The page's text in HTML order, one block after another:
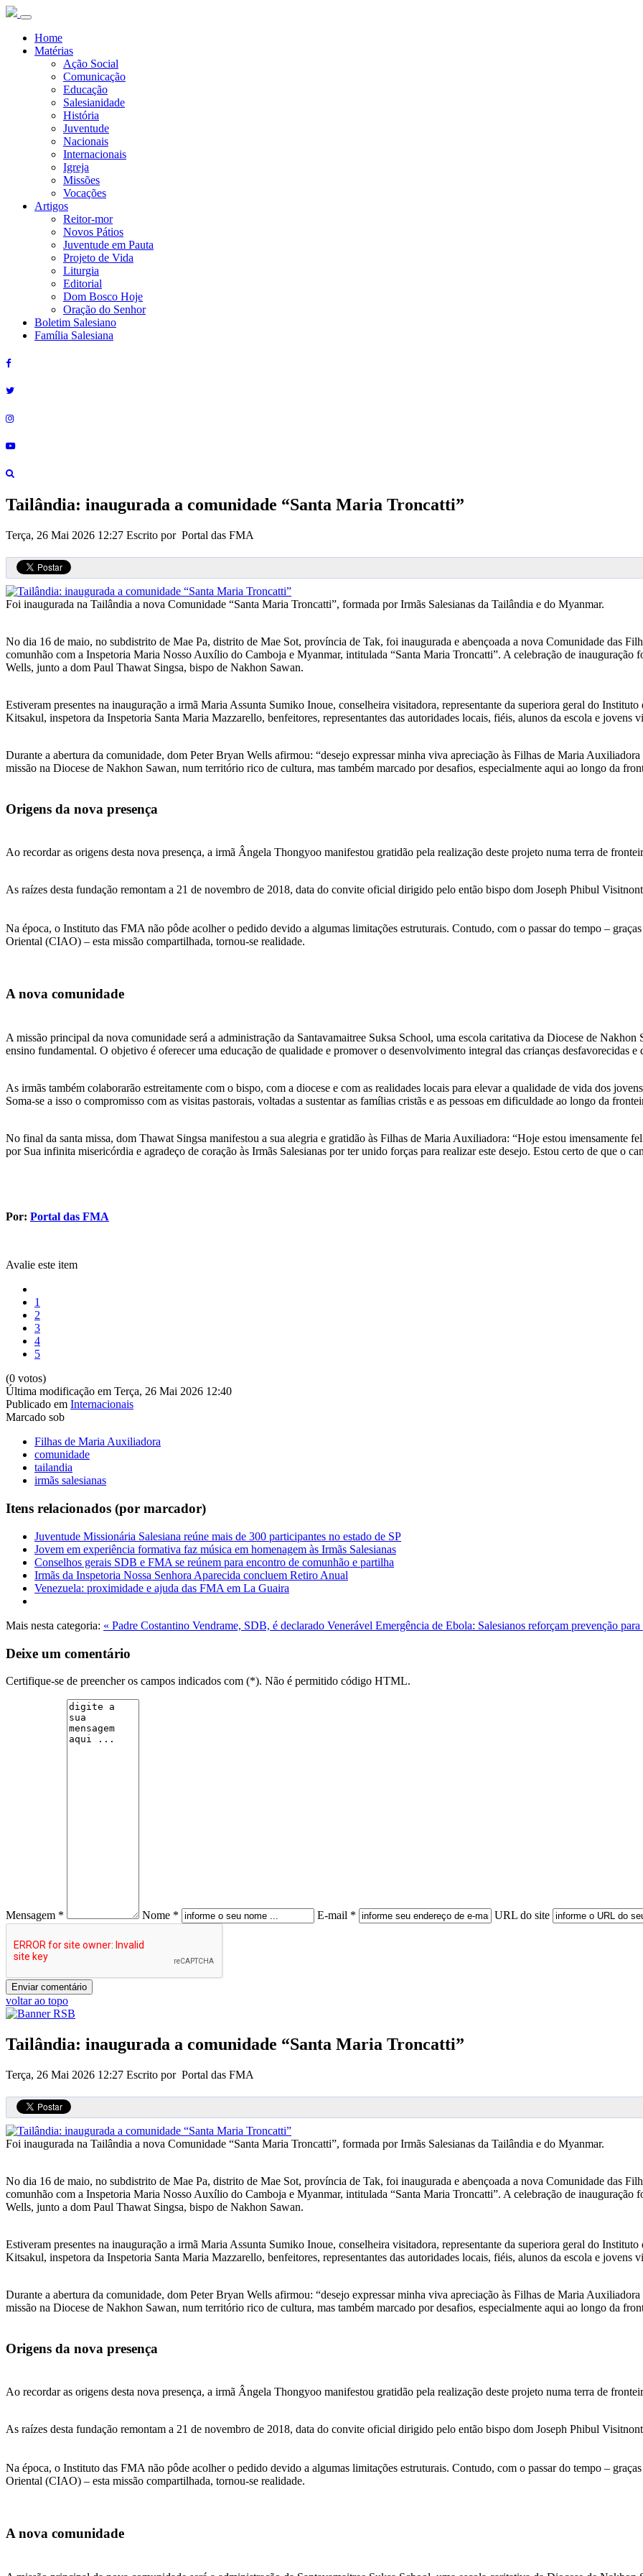
Home
Matérias
Ação Social
Comunicação
Educação
Salesianidade
História
Juventude
Nacionais
Internacionais
Igreja
Missões
Vocações
Artigos
Reitor-mor
Novos Pátios
Juventude em Pauta
Projeto de Vida
Liturgia
Editorial
Dom Bosco Hoje
Oração do Senhor
Boletim Salesiano
Família Salesiana
Tailândia: inaugurada a comunidade “Santa Maria Troncatti”
Terça, 26 Mai 2026 12:27 Escrito por Portal das FMA
Foi inaugurada na Tailândia a nova Comunidade “Santa Maria Troncatti”, formada por Irmãs Salesianas da Tailândia e do Myanmar.
No dia 16 de maio, no subdistrito de Mae Pa, distrito de Mae Sot, província de Tak, foi inaugurada e abençoada a nova Comunidade das
comunhão com a Inspetoria Maria Nosso Auxílio do Camboja e Myanmar, intitulada “Santa Maria Troncatti”. A celebração de
Wells, junto a dom Paul Thawat Singsa, bispo de Nakhon Sawan.
Estiveram presentes na inauguração a irmã Maria Assunta Sumiko Inoue, conselheira visitadora, representante da superiora geral do
Kitsakul, inspetora da Inspetoria Santa Maria Mazzarello, benfeitores, representantes das autoridades locais, fiéis, alunos da escola e jovens
Durante a abertura da comunidade, dom Peter Bryan Wells afirmou: “desejo expressar minha viva apreciação às Filhas de Maria
missão na Diocese de Nakhon Sawan, num território rico de cultura, mas também marcado por desafios, especialmente aqui ao longo da
Origens da nova presença
Ao recordar as origens desta nova presença, a irmã Ângela Thongyoo manifestou gratidão pela realização deste projeto numa terra de
As raízes desta fundação remontam a 21 de novembro de 2018, data do convite oficial dirigido pelo então bispo dom Joseph Phibul
Na época, o Instituto das FMA não pôde acolher o pedido devido a algumas limitações estruturais. Contudo, com o passar do tempo –
Oriental (CIAO) – esta missão compartilhada, tornou-se realidade.
A nova comunidade
A missão principal da nova comunidade será a administração da Santavamaitree Suksa School, uma escola caritativa da Diocese de
ensino fundamental. O objetivo é oferecer uma educação de qualidade e promover o desenvolvimento integral das crianças desfavorecidas e
As irmãs também colaborarão estreitamente com o bispo, com a diocese e com as realidades locais para elevar a qualidade de vida dos
Soma-se a isso o compromisso com as visitas pastorais, voltadas a sustentar as famílias cristãs e as pessoas em dificuldade ao longo da
No final da santa missa, dom Thawat Singsa manifestou a sua alegria e gratidão às Filhas de Maria Auxiliadora: “Hoje estou imensamente
por Sua infinita misericórdia e agradeço de coração às Irmãs Salesianas por ter unido forças para realizar este desejo. Estou certo de que o
Por: Portal das FMA
Avalie este item
1
2
3
4
5
(0 votos)
Última modificação em Terça, 26 Mai 2026 12:40
Publicado em Internacionais
Marcado sob
Filhas de Maria Auxiliadora
comunidade
tailandia
irmãs salesianas
Itens relacionados (por marcador)
Juventude Missionária Salesiana reúne mais de 300 participantes no estado de SP
Jovem em experiência formativa faz música em homenagem às Irmãs Salesianas
Conselhos gerais SDB e FMA se reúnem para encontro de comunhão e partilha
Irmãs da Inspetoria Nossa Senhora Aparecida concluem Retiro Anual
Venezuela: proximidade e ajuda das FMA em La Guaira
Mais nesta categoria: « Padre Costantino Vendrame, SDB, é declarado Venerável Emergência de Ebola: Salesianos reforçam prevenção
Deixe um comentário
Certifique-se de preencher os campos indicados com (*). Não é permitido código HTML.
Mensagem * Nome * E-mail * URL do site
voltar ao topo
Tailândia: inaugurada a comunidade “Santa Maria Troncatti”
Terça, 26 Mai 2026 12:27 Escrito por Portal das FMA
Foi inaugurada na Tailândia a nova Comunidade “Santa Maria Troncatti”, formada por Irmãs Salesianas da Tailândia e do Myanmar.
No dia 16 de maio, no subdistrito de Mae Pa, distrito de Mae Sot, província de Tak, foi inaugurada e abençoada a nova Comunidade das
comunhão com a Inspetoria Maria Nosso Auxílio do Camboja e Myanmar, intitulada “Santa Maria Troncatti”. A celebração de
Wells, junto a dom Paul Thawat Singsa, bispo de Nakhon Sawan.
Estiveram presentes na inauguração a irmã Maria Assunta Sumiko Inoue, conselheira visitadora, representante da superiora geral do
Kitsakul, inspetora da Inspetoria Santa Maria Mazzarello, benfeitores, representantes das autoridades locais, fiéis, alunos da escola e jovens
Durante a abertura da comunidade, dom Peter Bryan Wells afirmou: “desejo expressar minha viva apreciação às Filhas de Maria
missão na Diocese de Nakhon Sawan, num território rico de cultura, mas também marcado por desafios, especialmente aqui ao longo da
Origens da nova presença
Ao recordar as origens desta nova presença, a irmã Ângela Thongyoo manifestou gratidão pela realização deste projeto numa terra de
As raízes desta fundação remontam a 21 de novembro de 2018, data do convite oficial dirigido pelo então bispo dom Joseph Phibul
Na época, o Instituto das FMA não pôde acolher o pedido devido a algumas limitações estruturais. Contudo, com o passar do tempo –
Oriental (CIAO) – esta missão compartilhada, tornou-se realidade.
A nova comunidade